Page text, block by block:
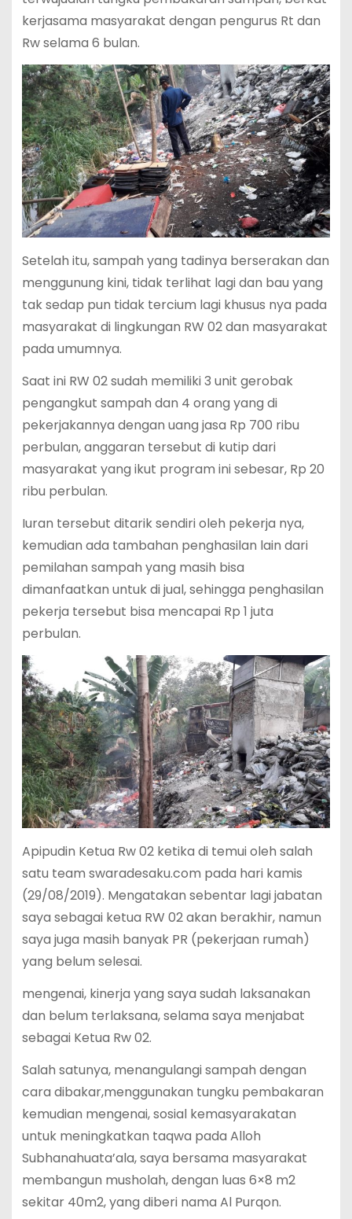
kerjasama masyarakat dengan pengurus Rt dan
Rw selama 6 bulan.
Setelah itu, sampah yang tadinya berserakan dan
menggunung kini, tidak terlihat lagi dan bau yang
tak sedap pun tidak tercium lagi khusus nya pada
masyarakat di lingkungan RW 02 dan masyarakat
pada umumnya.
Saat ini RW 02 sudah memiliki 3 unit gerobak
pengangkut sampah dan 4 orang yang di
pekerjakannya dengan uang jasa Rp 700 ribu
perbulan, anggaran tersebut di kutip dari
masyarakat yang ikut program ini sebesar, Rp 20
ribu perbulan.
Iuran tersebut ditarik sendiri oleh pekerja nya,
kemudian ada tambahan penghasilan lain dari
pemilahan sampah yang masih bisa
dimanfaatkan untuk di jual, sehingga penghasilan
pekerja tersebut bisa mencapai Rp 1 juta
perbulan.
Apipudin Ketua Rw 02 ketika di temui oleh salah
satu team swaradesaku.com pada hari kamis
(29/08/2019). Mengatakan sebentar lagi jabatan
saya sebagai ketua RW 02 akan berakhir, namun
saya juga masih banyak PR (pekerjaan rumah)
yang belum selesai.
mengenai, kinerja yang saya sudah laksanakan
dan belum terlaksana, selama saya menjabat
sebagai Ketua Rw 02.
Salah satunya, menangulangi sampah dengan
cara dibakar,menggunakan tungku pembakaran
kemudian mengenai, sosial kemasyarakatan
untuk meningkatkan taqwa pada Alloh
Subhanahuata’ala, saya bersama masyarakat
membangun musholah, dengan luas 6×8 m2
sekitar 40m2, yang diberi nama Al Purqon.